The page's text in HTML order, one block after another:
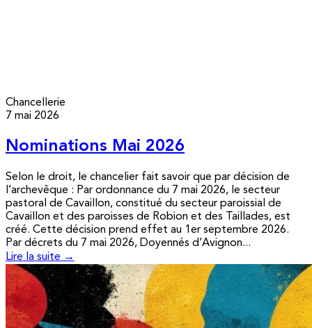
Chancellerie
7 mai 2026
Nominations Mai 2026
Selon le droit, le chancelier fait savoir que par décision de
l’archevêque : Par ordonnance du 7 mai 2026, le secteur
pastoral de Cavaillon, constitué du secteur paroissial de
Cavaillon et des paroisses de Robion et des Taillades, est
créé. Cette décision prend effet au 1er septembre 2026.
Par décrets du 7 mai 2026, Doyennés d’Avignon...
Lire la suite →